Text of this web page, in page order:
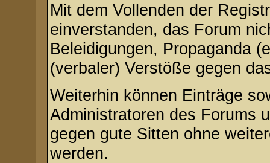
Mit dem Vollenden der
einverstanden, das Forum
Beleidigungen, Propaganda
(verbaler) Verstöße gegen
Weiterhin können Einträge
Administratoren des Forums
gegen gute Sitten ohne
werden.